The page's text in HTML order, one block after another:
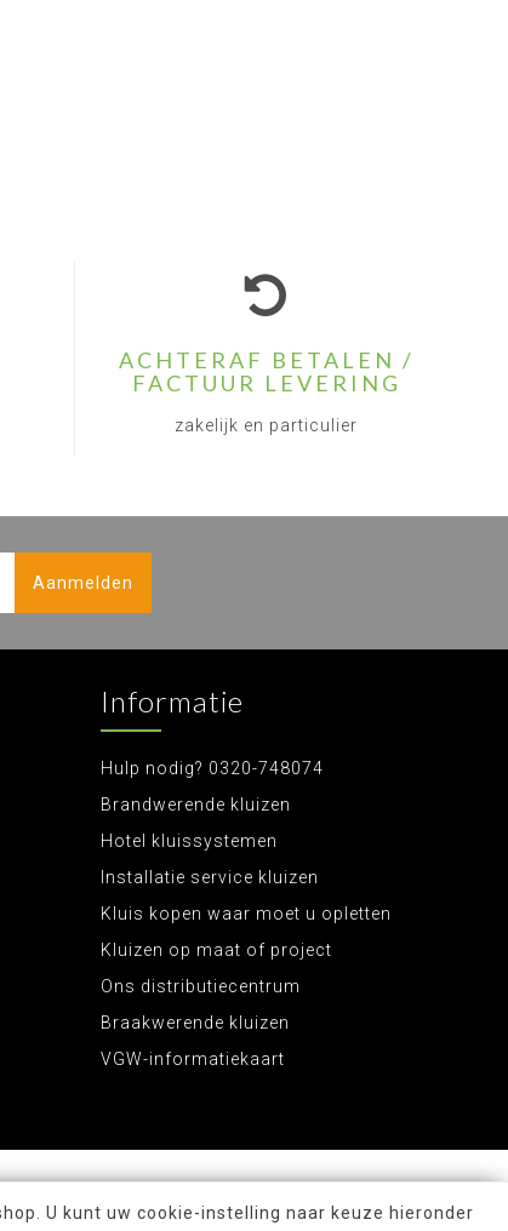
ACHTERAF BETALEN /
FACTUUR LEVERING
zakelijk en particulier
Aanmelden
Informatie
Hulp nodig? 0320-748074
Brandwerende kluizen
Hotel kluissystemen
Installatie service kluizen
Kluis kopen waar moet u opletten
Kluizen op maat of project
Ons distributiecentrum
Braakwerende kluizen
VGW-informatiekaart
U kunt uw cookie-instelling naar keuze hieronder